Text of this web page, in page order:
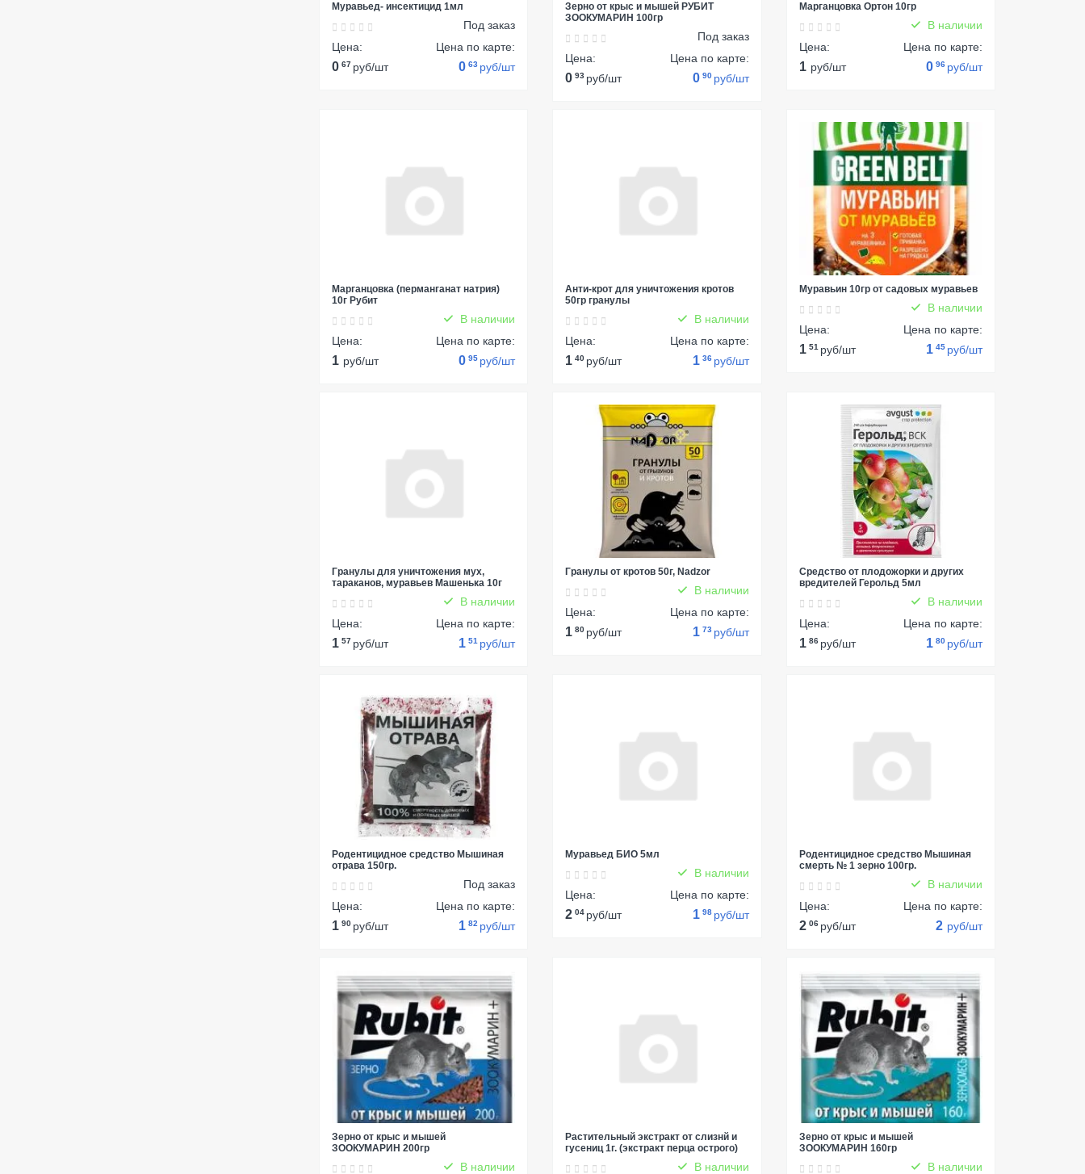
Муравьед- инсектицид 1мл
Под заказ
Цена:
0 67 руб/шт
Цена по карте:
0 63 руб/шт
Зерно от крыс и мышей РУБИТ
ЗООКУМАРИН 100гр
Под заказ
Цена:
0 93 руб/шт
Цена по карте:
0 90 руб/шт
Марганцовка Ортон 10гр
В наличии
Цена:
1 руб/шт
Цена по карте:
0 96 руб/шт
Марганцовка (перманганат натрия)
10г Рубит
В наличии
Цена:
1 руб/шт
Цена по карте:
0 95 руб/шт
Анти-крот для уничтожения кротов
50гр гранулы
В наличии
Цена:
1 40 руб/шт
Цена по карте:
1 36 руб/шт
Муравьин 10гр от садовых муравьев
В наличии
Цена:
1 51 руб/шт
Цена по карте:
1 45 руб/шт
Гранулы для уничтожения мух,
тараканов, муравьев Машенька 10г
В наличии
Цена:
1 57 руб/шт
Цена по карте:
1 51 руб/шт
Гранулы от кротов 50г, Nadzor
В наличии
Цена:
1 80 руб/шт
Цена по карте:
1 73 руб/шт
Средство от плодожорки и других
вредителей Герольд 5мл
В наличии
Цена:
1 86 руб/шт
Цена по карте:
1 80 руб/шт
Родентицидное средство Мышиная
отрава 150гр.
Под заказ
Цена:
1 90 руб/шт
Цена по карте:
1 82 руб/шт
Муравьед БИО 5мл
В наличии
Цена:
2 04 руб/шт
Цена по карте:
1 98 руб/шт
Родентицидное средство Мышиная
смерть № 1 зерно 100гр.
В наличии
Цена:
2 06 руб/шт
Цена по карте:
2 руб/шт
Зерно от крыс и мышей
ЗООКУМАРИН 200гр
В наличии
Растительный экстракт от слизнй и
гусениц 1г. (экстракт перца острого)
В наличии
Зерно от крыс и мышей
ЗООКУМАРИН 160гр
В наличии